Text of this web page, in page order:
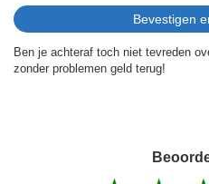
Ben je achteraf toch niet tevreden
zonder problemen geld terug!